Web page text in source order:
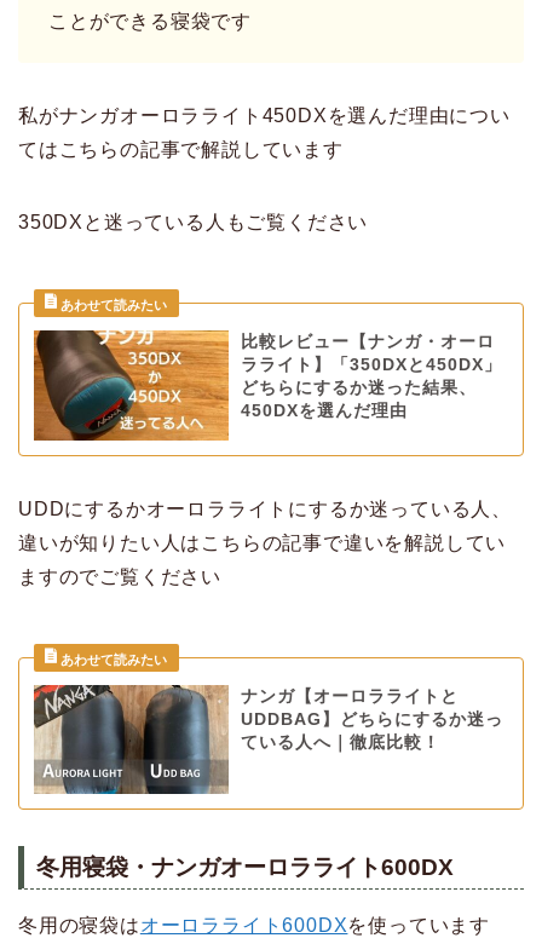
ことができる寝袋です
私がナンガオーロラライト450DXを選んだ理由につい
てはこちらの記事で解説しています
350DXと迷っている人もご覧ください
比較レビュー【ナンガ・オーロ
ラライト】「350DXと450DX」
どちらにするか迷った結果、
450DXを選んだ理由
UDDにするかオーロラライトにするか迷っている人、
違いが知りたい人はこちらの記事で違いを解説してい
ますのでご覧ください
ナンガ【オーロラライトと
UDDBAG】どちらにするか迷っ
ている人へ｜徹底比較！
冬用寝袋・ナンガオーロラライト600DX
冬用の寝袋はオーロラライト600DXを使っています